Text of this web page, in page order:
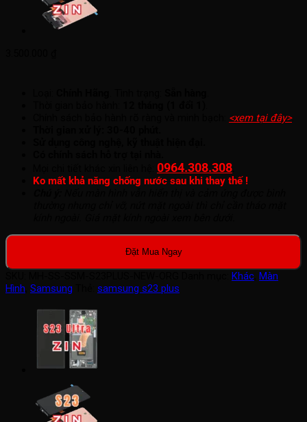
<xem tại đây>.
0964.308.308
Ko mất khả năng chống nước sau khi thay thế !
Đặt Mua Ngay
Khác Màn
Hình Samsung samsung s23 plus